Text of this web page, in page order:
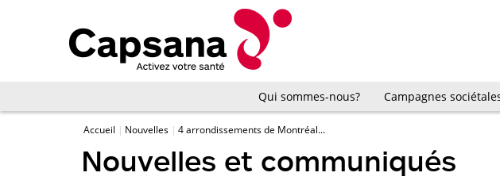
Qui sommes-nous? Campagnes
Accueil Nouvelles 4 arrondissements de Montréal...
Nouvelles et communiqués